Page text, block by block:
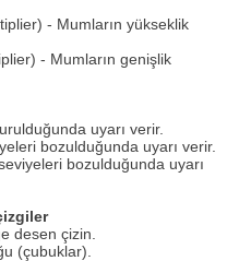
- Mumların yükseklik
- Mumların genişlik
uyarı verir.
bozulduğunda uyarı verir.
bozulduğunda uyarı
desen çizin.
(çubuklar).